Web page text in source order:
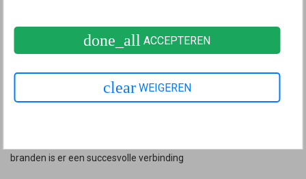
Sluit de andere grote blauwe aansluiting* aan op de
glasvezelaansluiting* van de mediaconvertor
netwerkkabel op de mediaconvertor
Stel het modem/router in voor de verbinding
branden is er een succesvolle verbinding
done_all ACCEPTEREN
clear WEIGEREN